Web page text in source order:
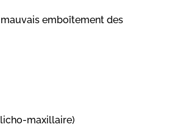
emboîtement des
maxillaire)